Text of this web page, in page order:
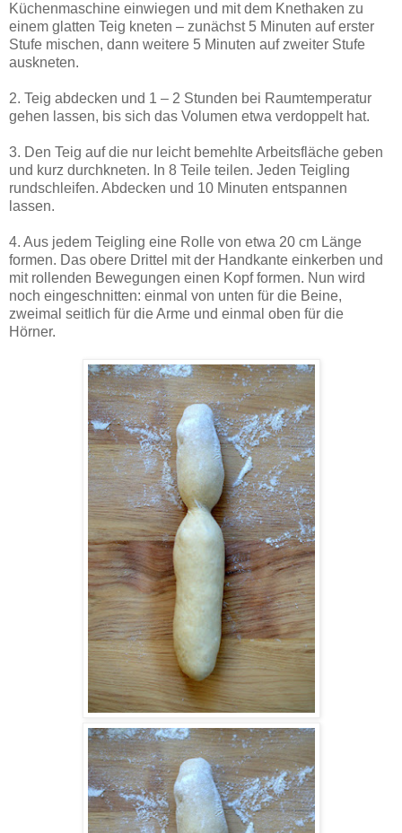
Küchenmaschine einwiegen und mit dem Knethaken zu
einem glatten Teig kneten – zunächst 5 Minuten auf erster
Stufe mischen, dann weitere 5 Minuten auf zweiter Stufe
auskneten.
2. Teig abdecken und 1 – 2 Stunden bei Raumtemperatur
gehen lassen, bis sich das Volumen etwa verdoppelt hat.
3. Den Teig auf die nur leicht bemehlte Arbeitsfläche geben
und kurz durchkneten. In 8 Teile teilen. Jeden Teigling
rundschleifen. Abdecken und 10 Minuten entspannen
lassen.
4. Aus jedem Teigling eine Rolle von etwa 20 cm Länge
formen. Das obere Drittel mit der Handkante einkerben und
mit rollenden Bewegungen einen Kopf formen. Nun wird
noch eingeschnitten: einmal von unten für die Beine,
zweimal seitlich für die Arme und einmal oben für die
Hörner.